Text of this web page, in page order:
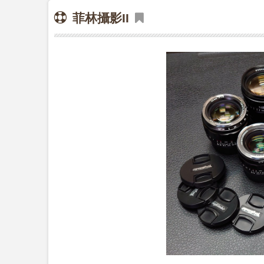
菲林攝影II